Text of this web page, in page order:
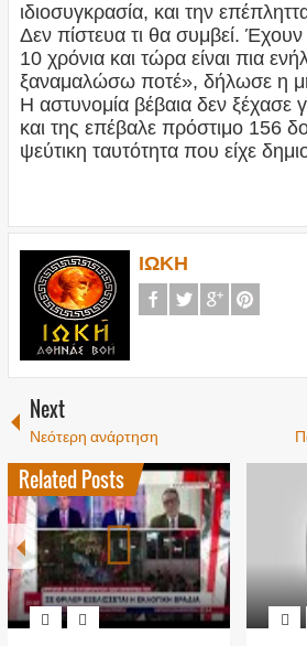
ιδιοσυγκρασία, και την
Δεν πίστευα τι θα συμβεί.
10 χρόνια και τώρα είναι πια
ξαναμαλώσω ποτέ», δήλωσε η
Η αστυνομία βέβαια δεν ξέχασε
και της επέβαλε πρόστιμο 156
ψεύτικη ταυτότητα που είχε
ΙΩΚΗ
Next
Νεότερη ανάρτηση
Related Posts